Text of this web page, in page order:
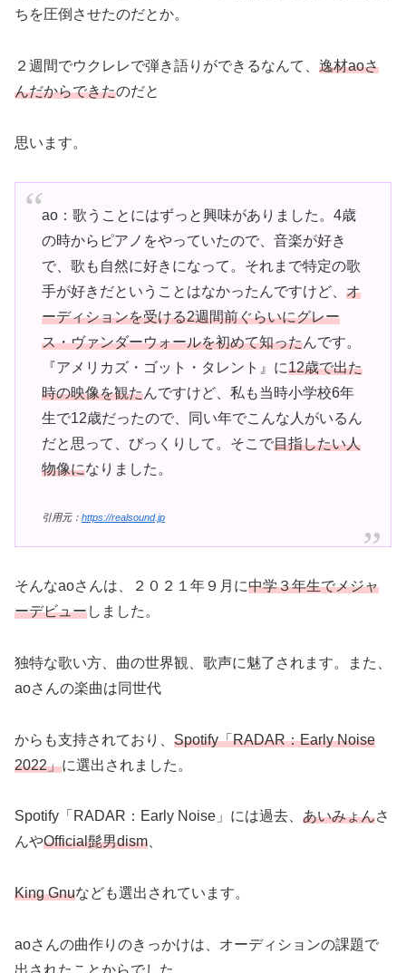
ちを圧倒させたのだとか。
２週間でウクレレで弾き語りができるなんて、 逸材aoさ
んだからできたのだと
思います。
ao：歌うことにはずっと興味がありました。4歳
の時からピアノをやっていたので、音楽が好き
で、歌も自然に好きになって。それまで特定の歌
手が好きだということはなかったんですけど、 オ
ーディションを受ける2週間前ぐらいにグレー
ス・ヴァンダーウォールを初めて知ったんです。
『アメリカズ・ゴット・タレント』に12歳で出た
時の映像を観たんですけど、私も当時小学校6年
生で12歳だったので、同い年でこんな人がいるん
だと思って、びっくりして。そこで目指したい人
物像になりました。
引用元： https://realsound.jp
そんなaoさんは、２０２１年９月に中学３年生でメジャ
ーデビューしました。
独特な歌い方、曲の世界観、歌声に魅了されます。また、
aoさんの楽曲は同世代
からも支持されており、 Spotify「RADAR：Early Noise
2022」に選出されました。
Spotify「RADAR：Early Noise」には過去、 あいみょんさ
んやOfficial髭男dism
King Gnuなども選出されています。
aoさんの曲作りのきっかけは、オーディションの課題で
出されたことからでした。